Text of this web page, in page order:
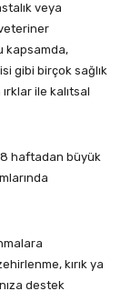
veya
kapsamda,
gibi birçok sağlık
ile kalıtsal
8 haftadan büyük
kırık ya
destek